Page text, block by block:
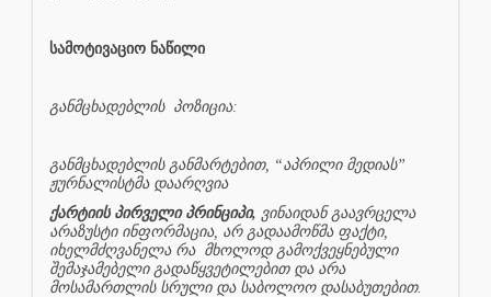
სამოტივაციო ნაწილი
განმცხადებლის პოზიცია:
განმცხადებლის განმარტებით, “აპრილი მედიას”
ჟურნალისტმა დაარღვია
ქარტიის პირველი პრინციპი, ვინაიდან გაავრცელა
არაზუსტი ინფორმაცია, არ გადაამოწმა ფაქტი,
იხელმძღვანელა რა მხოლოდ გამოქვეყნებული
შემაჯამებელი გადაწყვეტილებით და არა
მოსამართლის სრული და საბოლოო დასაბუთებით.